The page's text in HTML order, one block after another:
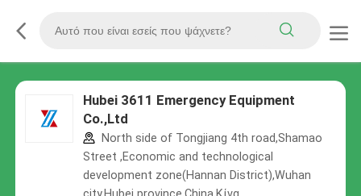
Hubei 3611 Emergency Equipment
Co.,Ltd
North side of Tongjiang 4th road,Shamao
Street ,Economic and technological
development zone(Hannan District),Wuhan